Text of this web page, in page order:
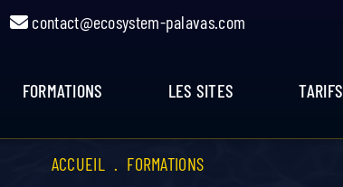
contact@ecosystem-palavas.com
FORMATIONS LES SITES TARIFS
ACCUEIL . FORMATIONS